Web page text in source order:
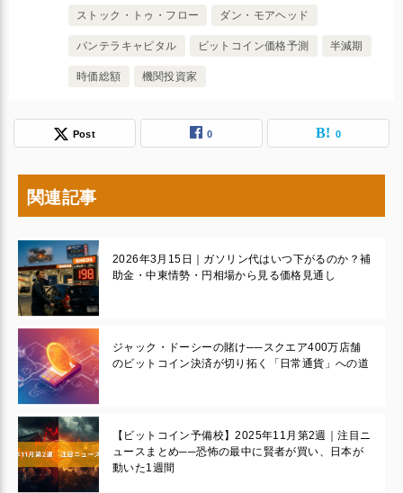
ストック・トゥ・フロー ダン・モアヘッド
パンテラキャピタル ビットコイン価格予測 半減期
時価総額 機関投資家
Post 0 0
関連記事
2026年3月15日｜ガソリン代はいつ下がるのか？補
助金・中東情勢・円相場から見る価格見通し
ジャック・ドーシーの賭け──スクエア400万店舗
のビットコイン決済が切り拓く「日常通貨」への道
【ビットコイン予備校】2025年11月第2週｜注目ニ
ュースまとめ──恐怖の最中に賢者が買い、日本が
動いた1週間